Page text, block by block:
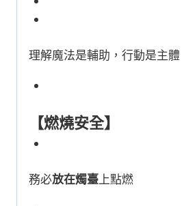
理解魔法是輔助，行動是主體
【燃燒安全】
務必放在燭臺上點燃